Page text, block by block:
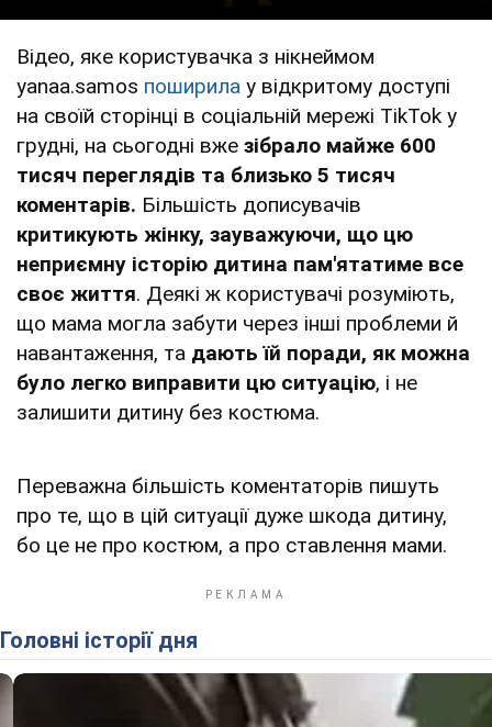
Відео, яке користувачка з нікнеймом
yanaa.samos поширила у відкритому доступі
на своїй сторінці в соціальній мережі TikTok у
грудні, на сьогодні вже зібрало майже 600
тисяч переглядів та близько 5 тисяч
коментарів. Більшість дописувачів
критикують жінку, зауважуючи, що цю
неприємну історію дитина пам'ятатиме все
своє життя. Деякі ж користувачі розуміють,
що мама могла забути через інші проблеми й
навантаження, та дають їй поради, як можна
було легко виправити цю ситуацію, і не
залишити дитину без костюма.
Переважна більшість коментаторів пишуть
про те, що в цій ситуації дуже шкода дитину,
бо це не про костюм, а про ставлення мами.
Головні історії дня